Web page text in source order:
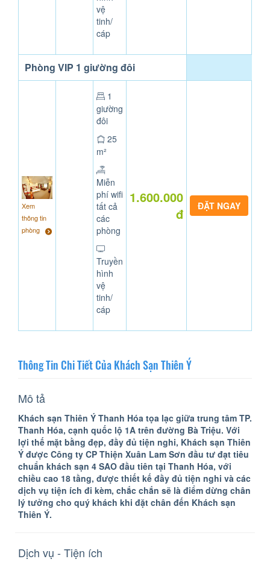
vệ
tinh/
cáp
Phòng VIP 1 giường đôi
Xem
thông tin
phòng
1
giường
đôi
25
m²
Miễn
phí wifi
tất cả
các
phòng
Truyền
hình
vệ
tinh/
cáp
1.600.000
đ
Thông Tin Chi Tiết Của Khách Sạn Thiên Ý
Mô tả
Khách sạn Thiên Ý Thanh Hóa tọa lạc giữa trung tâm TP.
Thanh Hóa, cạnh quốc lộ 1A trên đường Bà Triệu. Với
lợi thế mặt bằng đẹp, đầy đủ tiện nghi, Khách sạn Thiên
Ý được Công ty CP Thiện Xuân Lam Sơn đầu tư đạt tiêu
chuẩn khách sạn 4 SAO đầu tiên tại Thanh Hóa, với
chiều cao 18 tầng, được thiết kế đầy đủ tiện nghi và các
dịch vụ tiện ích đi kèm, chắc chắn sẽ là điểm dừng chân
lý tưởng cho quý khách khi đặt chân đến Khách sạn
Thiên Ý.
Dịch vụ - Tiện ích